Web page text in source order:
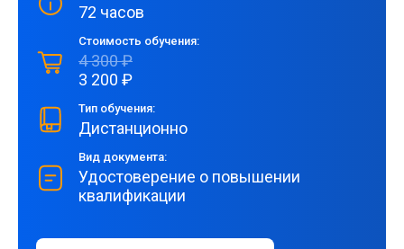
72 часов
Стоимость обучения:
4 300 ₽
3 200 ₽
Тип обучения:
Дистанционно
Вид документа:
Удостоверение о повышении
квалификации